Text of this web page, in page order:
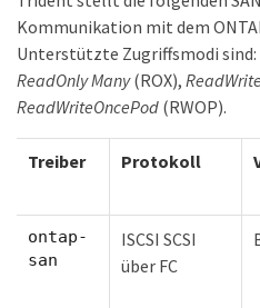
Kommunikation mit dem
Unterstützte Zugriffsmodi sind:
ReadOnly Many(ROX),
ReadWriteOncePod (RWOP).
Treiber Protokoll
ontap-
san
ISCSI SCSI
über FC